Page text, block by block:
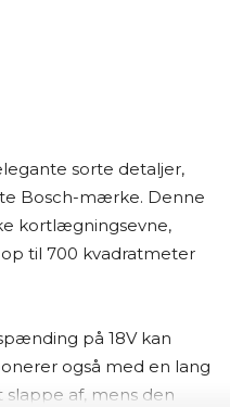
sorte detaljer,
Bosch-mærke. Denne
kortlægningsevne,
til 700 kvadratmeter
på 18V kan
også med en lang
af, mens den